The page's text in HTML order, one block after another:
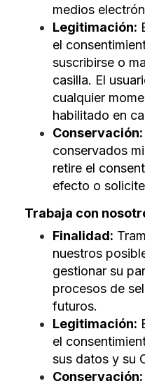
medios
Legitimación:
el
suscribirse o
casilla. El
cualquier
habilitado en
Conservación:
conservados
retire el
efecto o
Trabaja con
Finalidad:
nuestros
gestionar su
procesos de
futuros.
Legitimación:
el
sus datos y su
Conservación: